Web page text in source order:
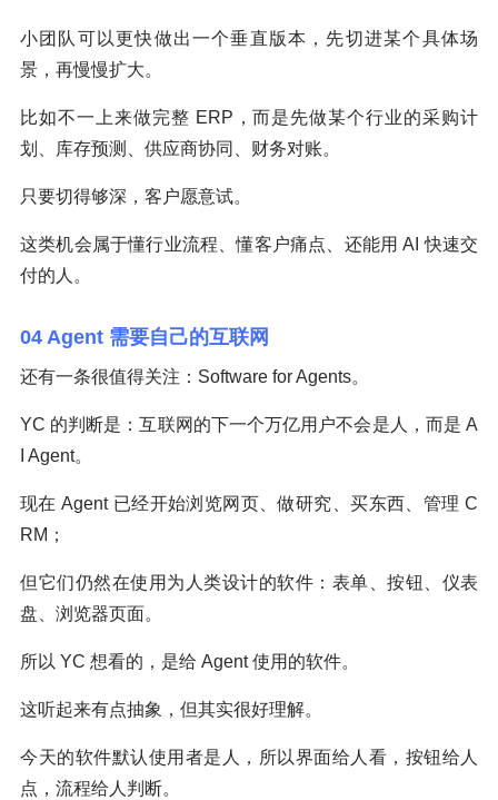
小团队可以更快做出一个垂直版本，先切进某个具体场
景，再慢慢扩大。
比如不一上来做完整 ERP，而是先做某个行业的采购计
划、库存预测、供应商协同、财务对账。
只要切得够深，客户愿意试。
这类机会属于懂行业流程、懂客户痛点、还能用 AI 快速交
付的人。
04 Agent 需要自己的互联网
还有一条很值得关注：Software for Agents。
YC 的判断是：互联网的下一个万亿用户不会是人，而是 A
I Agent。
现在 Agent 已经开始浏览网页、做研究、买东西、管理 C
RM；
但它们仍然在使用为人类设计的软件：表单、按钮、仪表
盘、浏览器页面。
所以 YC 想看的，是给 Agent 使用的软件。
这听起来有点抽象，但其实很好理解。
今天的软件默认使用者是人，所以界面给人看，按钮给人
点，流程给人判断。